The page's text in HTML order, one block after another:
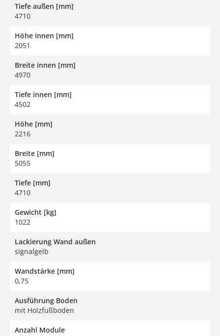
Tiefe außen [mm]
4710
Höhe innen [mm]
2051
Breite innen [mm]
4970
Tiefe innen [mm]
4502
Höhe [mm]
2216
Breite [mm]
5055
Tiefe [mm]
4710
Gewicht [kg]
1022
Lackierung Wand außen
signalgelb
Wandstärke [mm]
0,75
Ausführung Boden
mit Holzfußboden
Anzahl Module